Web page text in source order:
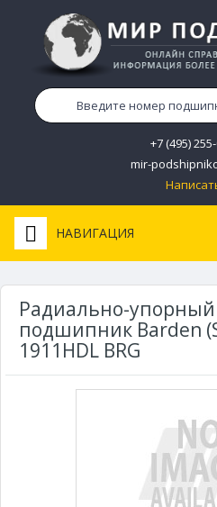
+7 (495)
mir-
НАВИГАЦИЯ
Радиально-
подшипник Barden
1911HDL BRG